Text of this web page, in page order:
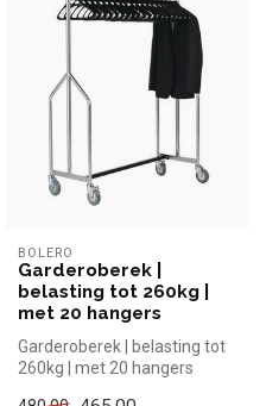
BOLERO
Garderoberek |
belasting tot 260kg |
met 20 hangers
Garderoberek | belasting tot
260kg | met 20 hangers